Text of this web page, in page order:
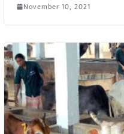
November 10, 2021